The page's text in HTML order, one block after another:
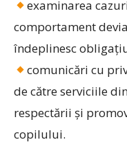
examinarea
comportament
îndeplinesc
comunicări cu
de către serviciile
respectării și pr
copilului.